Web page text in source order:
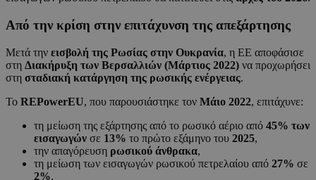
Από την κρίση στην επιτάχυνση της απεξάρτησης
Μετά την εισβολή της Ρωσίας στην Ουκρανία, η ΕΕ αποφάσισε
στη Διακήρυξη των Βερσαλλιών (Μάρτιος 2022) να προχωρήσει
στη σταδιακή κατάργηση της ρωσικής ενέργειας.
Το REPowerEU, που παρουσιάστηκε τον Μάιο 2022, επιτάχυνε:
τη μείωση της εξάρτησης από το ρωσικό αέριο από 45% των
εισαγωγών σε 13% το πρώτο εξάμηνο του 2025,
την απαγόρευση ρωσικού άνθρακα,
τη μείωση των εισαγωγών ρωσικού πετρελαίου από 27% σε
2%.